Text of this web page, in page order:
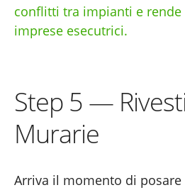
conflitti tra impianti e
imprese esecutrici.
Step 5 —
Murarie
Arriva il momento di